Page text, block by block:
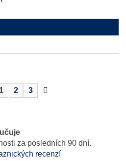
1 2 3
za posledních 90 dní.
recenzí